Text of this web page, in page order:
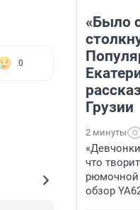
0
«Было
Грузии
2 минуты
что
рюмочной
обзор